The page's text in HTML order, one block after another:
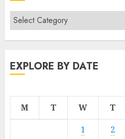
EXPLORE BY DATE
M T W T
1
2